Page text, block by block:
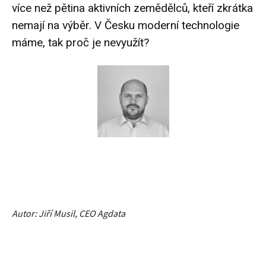
více než pětina aktivních zemědělců, kteří zkrátka
nemají na výběr. V Česku moderní technologie
máme, tak proč je nevyužít?
Autor: Jiří Musil, CEO Agdata